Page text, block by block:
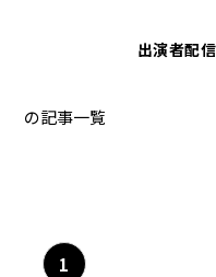
出演者配
開局70周年記
の記事一覧
1